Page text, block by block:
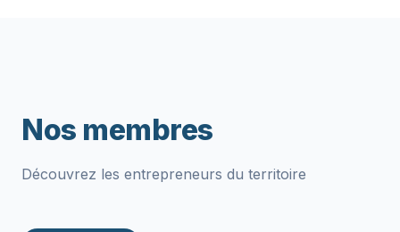
Nos membres
Découvrez les entrepreneurs du territoire